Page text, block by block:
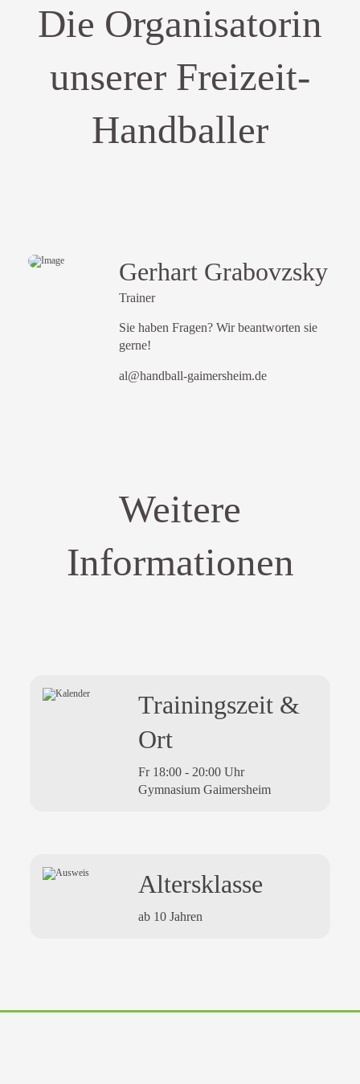
Die Organisatorin
unserer Freizeit-
Handballer
Gerhart Grabovzsky
Trainer
Sie haben Fragen? Wir beantworten sie
gerne!
al@handball-gaimersheim.de
Weitere
Informationen
Trainingszeit &
Ort
Fr 18:00 - 20:00 Uhr
Gymnasium Gaimersheim
Altersklasse
ab 10 Jahren